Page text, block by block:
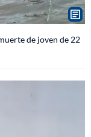
de joven de 22